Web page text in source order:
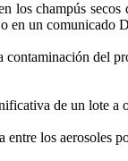
los champús
en un comunicado
del
de un lote a
los aerosoles